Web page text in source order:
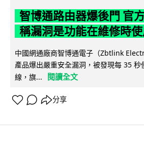
智博通路由器爆後門 官
稱漏洞是功能在維修時使
中國網通廠商智博通電子（Zbtlink
產品爆出嚴重安全漏洞，被發現每 35
線，旗...
閱讀全文
分享